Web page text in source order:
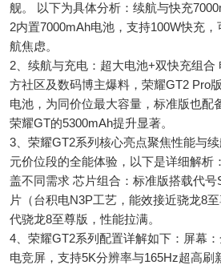
舰。 以下为具体分析：续航与快充
2内置7000mAh电池，支持100W快充
航焦虑。
2、续航与充电：超大电池+双快充组合
方社区及数码博主爆料，荣耀GT2 Pro
电池，为同价位最大容量，标准版也配
荣耀GT的5300mAh提升显著。
3、荣耀GT2系列核心亮点聚焦性能与
元价位段的全能体验，以下是详细解析
盖不同需求 芯片组合：标准版搭载代
片（台积电N3P工艺，能效接近骁龙8
代骁龙8至尊版，性能拉满。
4、荣耀GT2系列配置详解如下：屏幕
电竞屏，支持5K分辨率与165Hz超高刷